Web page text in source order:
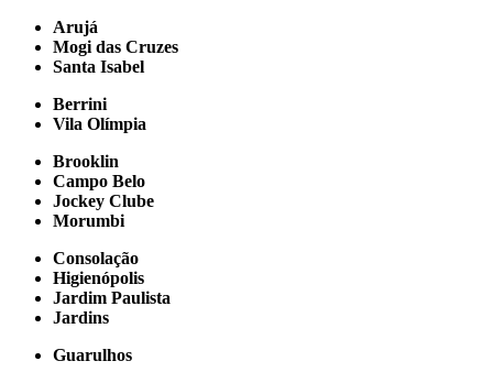
Arujá
Mogi das Cruzes
Santa Isabel
Berrini
Vila Olímpia
Brooklin
Campo Belo
Jockey Clube
Morumbi
Consolação
Higienópolis
Jardim Paulista
Jardins
Guarulhos